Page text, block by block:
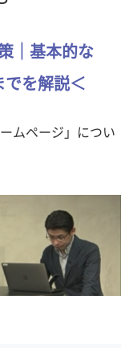
｜基本的な
でを解説＜
ムページ」につい